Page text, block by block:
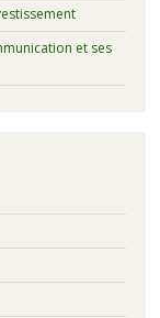
et ses